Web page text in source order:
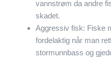
vannstrøm da andre
skadet.
Aggressiv fisk: Fiske
fordelaktig når man
stormunnbass og